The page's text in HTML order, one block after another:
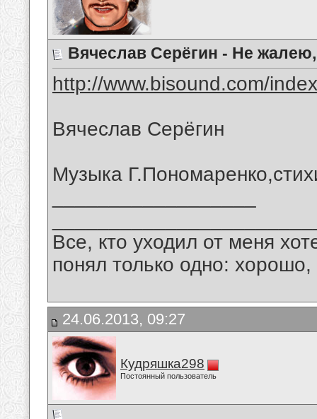
Вячеслав Серёгин - Не
http://www.bisound.com/
Вячеслав Серёгин
Музыка
Все, кто уходил от меня
понял только одно:
24.06.2013, 09:27
Кудряшка298
Постоянный пользователь